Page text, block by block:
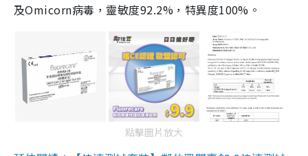
及Omicorn病毒，靈敏度92.2%，特異度100%。
點擊圖片放大